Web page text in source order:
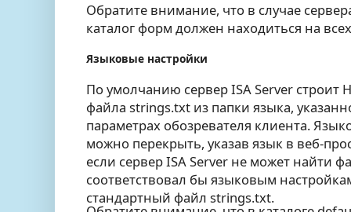
Обратите внимание, что в случае
каталог форм должен находиться на
Языковые настройки
По умолчанию сервер ISA Server
файла strings.txt из папки языка,
параметрах обозревателя клиента.
можно перекрыть, указав язык в веб-
если сервер ISA Server не может найти
соответствовал бы языковым
стандартный файл strings.txt.